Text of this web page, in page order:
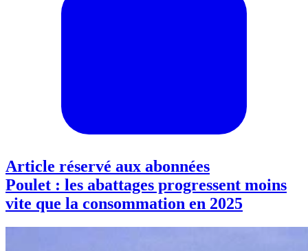
Article réservé aux abonnées
Poulet : les abattages progressent moins
vite que la consommation en 2025